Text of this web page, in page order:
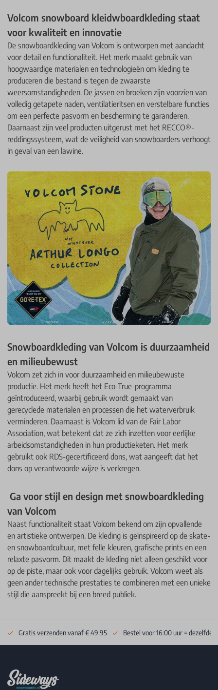
Volcom snowboard kleidwboardkleding staat
voor kwaliteit en innovatie
De snowboardkleding van Volcom is ontworpen met aandacht
voor detail en functionaliteit. Het merk maakt gebruik van
hoogwaardige materialen en technologieën om kleding te
produceren die bestand is tegen de zwaarste
weersomstandigheden. De jassen en broeken zijn voorzien van
volledig getapete naden, ventilatieritsen en verstelbare functies
om een perfecte pasvorm en bescherming te garanderen.
Daarnaast zijn veel producten uitgerust met het RECCO®-
reddingssysteem, wat de veiligheid van snowboarders verhoogt
in geval van een lawine. ​
Snowboardkleding van Volcom is duurzaamheid
en milieubewust
Volcom zet zich in voor duurzaamheid en milieubewuste
productie. Het merk heeft het Eco-True-programma
geïntroduceerd, waarbij gebruik wordt gemaakt van
gerecyclede materialen en processen die het waterverbruik
verminderen. Daarnaast is Volcom lid van de Fair Labor
Association, wat betekent dat ze zich inzetten voor eerlijke
arbeidsomstandigheden in hun productieketen. Het merk
gebruikt ook RDS-gecertificeerd dons, wat aangeeft dat het
dons op verantwoorde wijze is verkregen. ​
Ga voor stijl en design met snowboardkleding
van Volcom
Naast functionaliteit staat Volcom bekend om zijn opvallende
en artistieke ontwerpen. De kleding is geïnspireerd op de skate-
en snowboardcultuur, met felle kleuren, grafische prints en een
relaxte pasvorm. Dit maakt de kleding niet alleen geschikt voor
op de piste, maar ook voor dagelijks gebruik. Volcom weet als
geen ander technische prestaties te combineren met een unieke
stijl die aanspreekt bij een breed publiek.
Gratis verzenden vanaf € 49.95 Bestel voor 16:00 uur = dezelfde